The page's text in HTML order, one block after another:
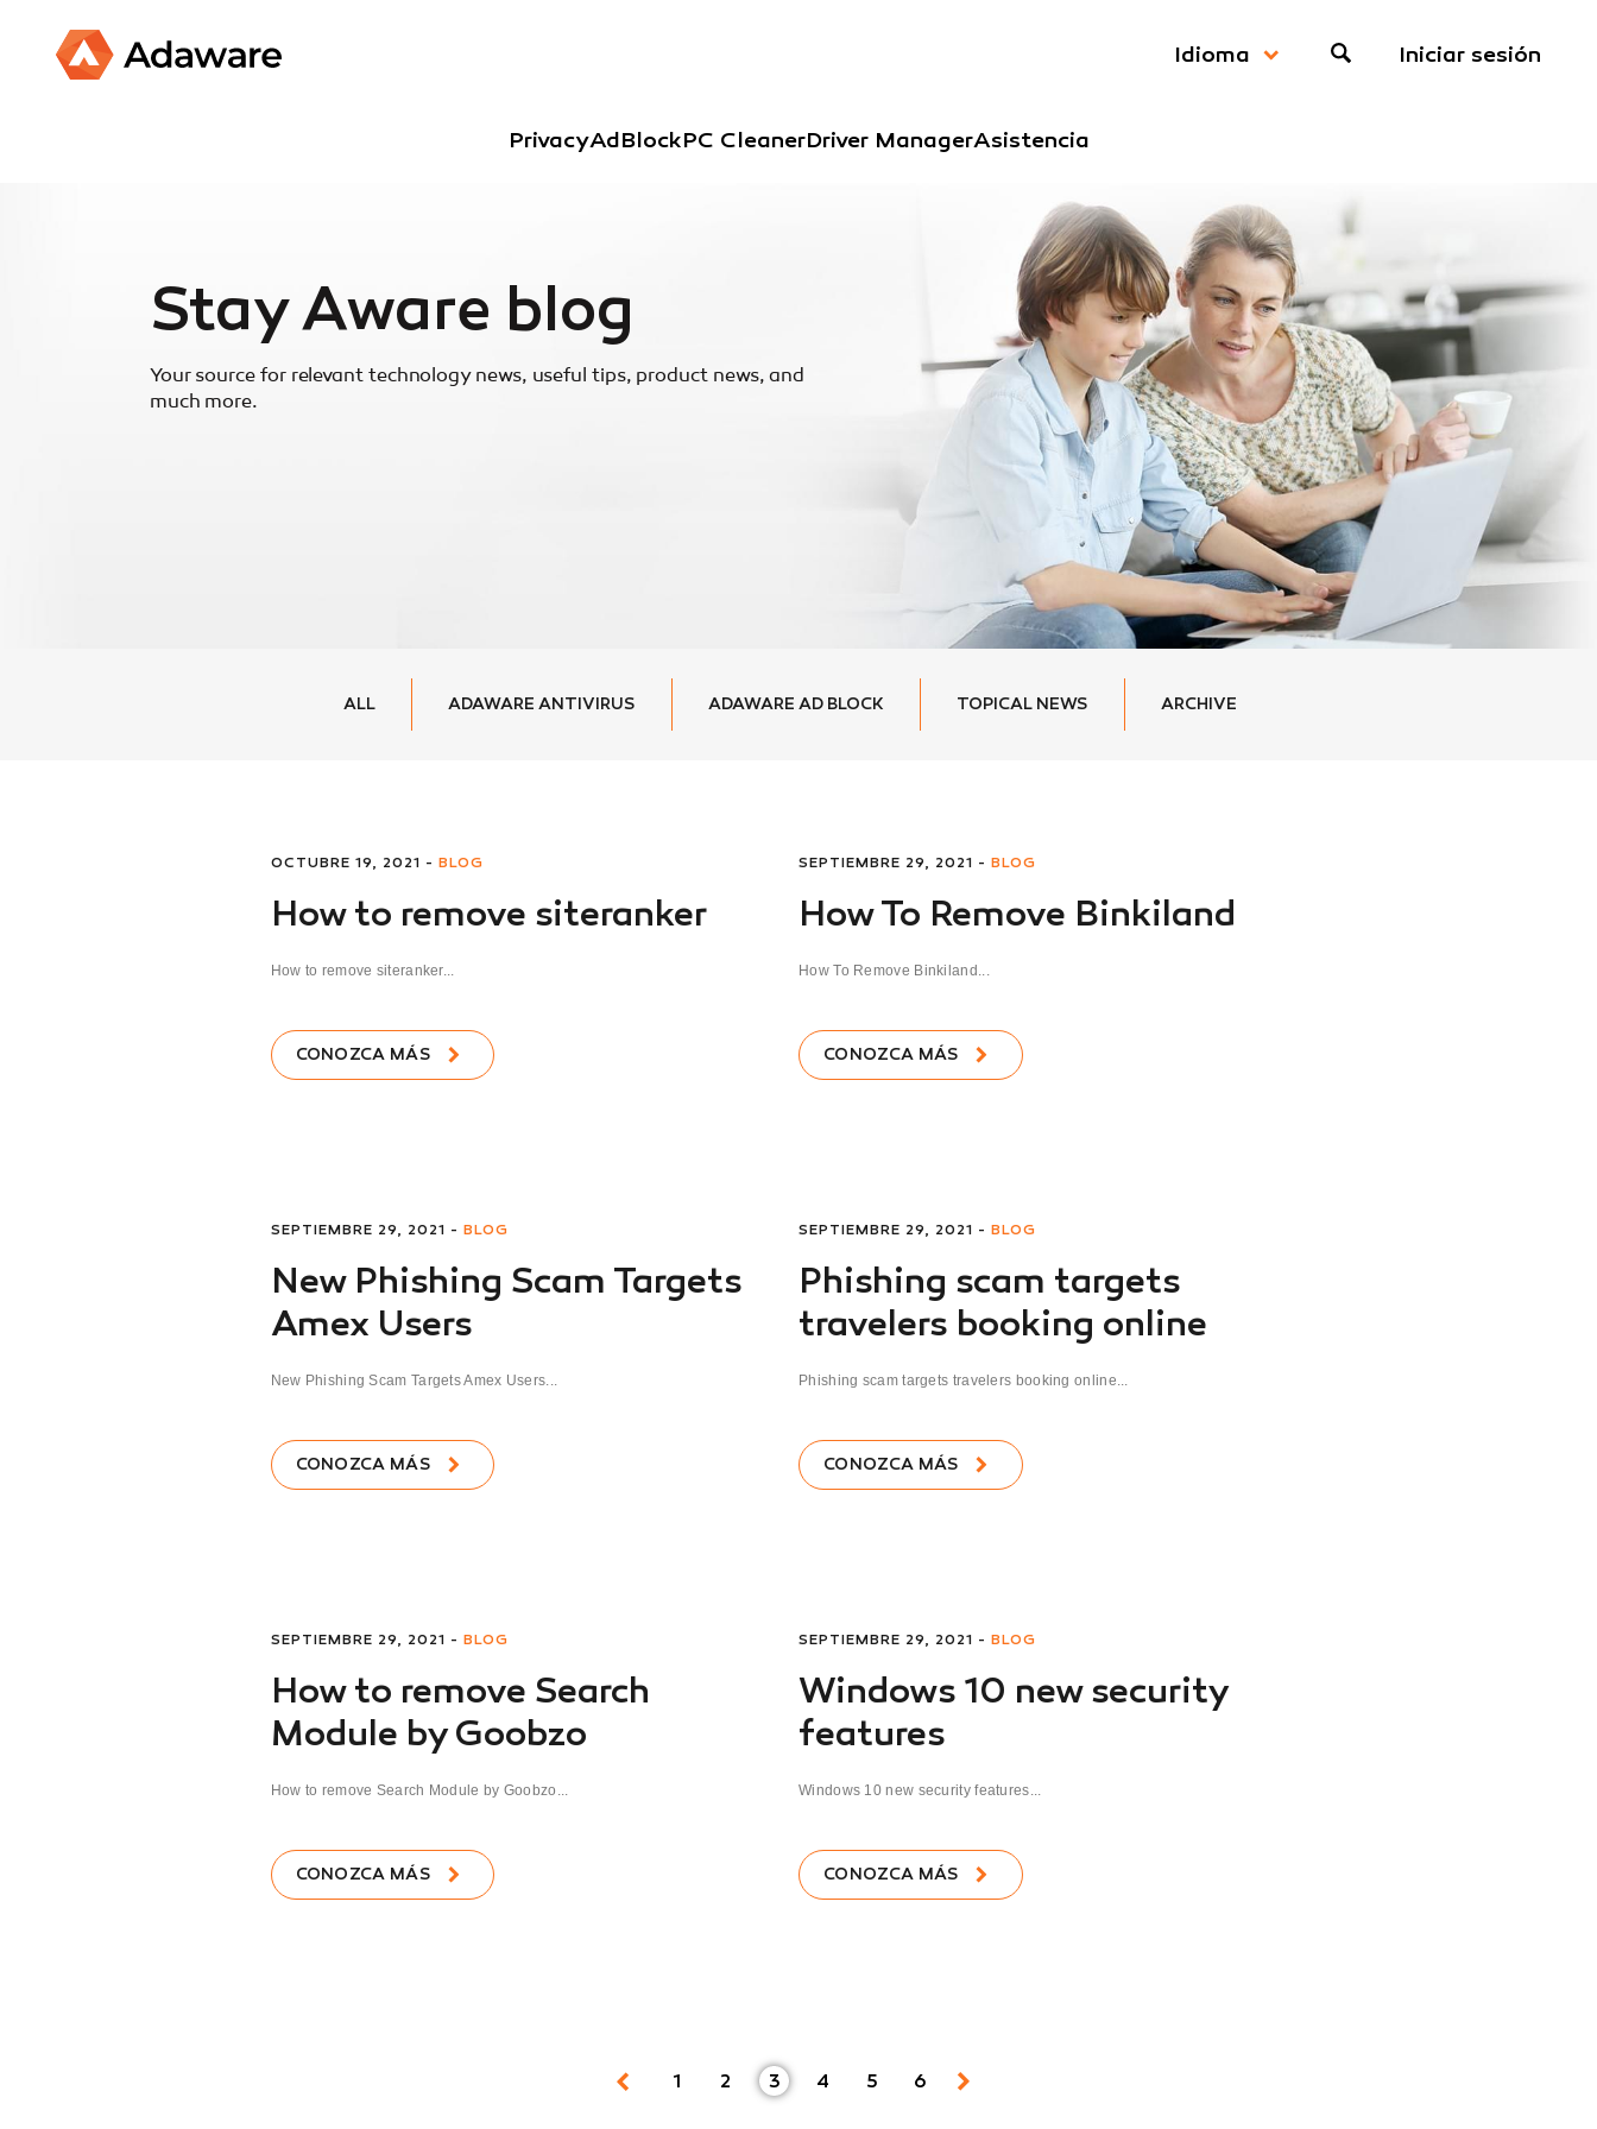
Idioma Iniciar sesión
PrivacyAdBlockPC CleanerDriver ManagerAsistencia
Stay Aware blog
Your source for relevant technology news, useful tips, product news, and
much more.
ALL ADAWARE ANTIVIRUS ADAWARE AD BLOCK TOPICAL NEWS ARCHIVE
OCTUBRE 19, 2021 - BLOG
How to remove siteranker
How to remove siteranker...
CONOZCA MÁS
SEPTIEMBRE 29, 2021 - BLOG
How To Remove Binkiland
How To Remove Binkiland...
CONOZCA MÁS
SEPTIEMBRE 29, 2021 - BLOG
New Phishing Scam Targets
Amex Users
New Phishing Scam Targets Amex Users...
CONOZCA MÁS
SEPTIEMBRE 29, 2021 - BLOG
Phishing scam targets
travelers booking online
Phishing scam targets travelers booking online...
CONOZCA MÁS
SEPTIEMBRE 29, 2021 - BLOG
How to remove Search
Module by Goobzo
How to remove Search Module by Goobzo...
CONOZCA MÁS
SEPTIEMBRE 29, 2021 - BLOG
Windows 10 new security
features
Windows 10 new security features...
CONOZCA MÁS
1 2 3 4 5 6